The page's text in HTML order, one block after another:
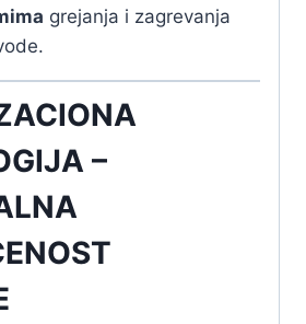
grejanja i zagrevanja
–